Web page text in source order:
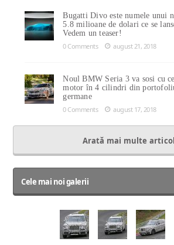
Bugatti Divo este numele unui
5.8 milioane de dolari ce se
Vedem un teaser!
0 Comments
august 21, 2018
Noul BMW Seria 3 va sosi cu
motor în 4 cilindri din
germane
0 Comments
august 17, 2018
Arată mai multe
Cele mai noi galerii